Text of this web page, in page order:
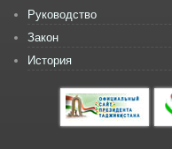
Руководство
Закон
История